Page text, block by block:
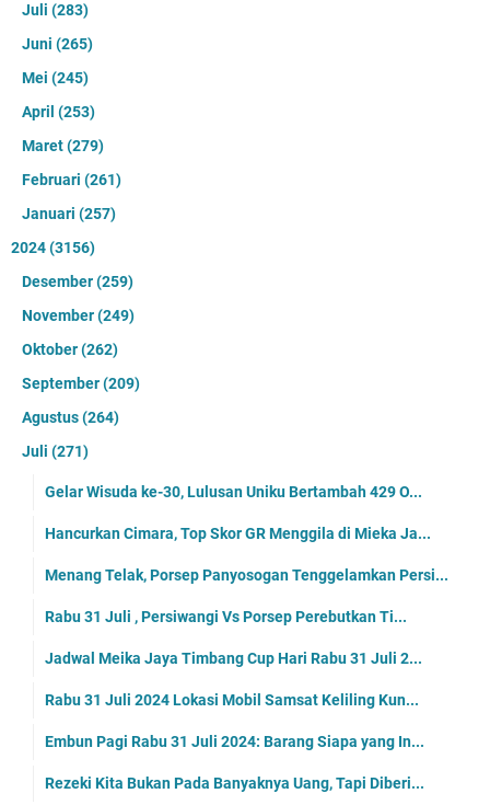
Juli (283)
Juni (265)
Mei (245)
April (253)
Maret(279)
Februari (261)
Januari (257)
2024(3156)
Desember(259)
November(249)
Oktober(262)
September(209)
Agustus(264)
Juli (271)
Gelar Wisuda ke-30, Lulusan Uniku Bertambah 429 O...
Hancurkan Cimara, Top Skor GR Menggila di Mieka Ja...
Menang Telak, Porsep Panyosogan Tenggelamkan Persi...
Rabu 31 Juli , Persiwangi Vs Porsep Perebutkan Ti...
Jadwal Meika Jaya Timbang Cup Hari Rabu 31 Juli 2...
Rabu 31 Juli 2024 Lokasi Mobil Samsat Keliling Kun...
Embun Pagi Rabu 31 Juli 2024: Barang Siapa yang In...
Rezeki Kita Bukan Pada Banyaknya Uang, Tapi Diberi...